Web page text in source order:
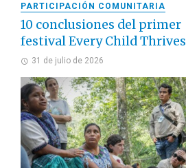
PARTICIPACIÓN COMUNITARIA
10 conclusiones del primer
festival Every Child Thrives
31 de julio de 2026